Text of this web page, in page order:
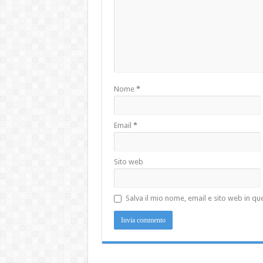
Nome *
Email *
Sito web
Salva il mio nome, email e sito web in